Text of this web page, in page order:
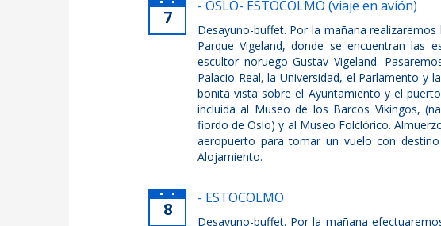
7
- OSLO- ESTOCOLMO (viaje en avión)
Desayuno-buffet. Por la mañana
Parque Vigeland, donde se encuentran las
escultor noruego Gustav Vigeland.
Palacio Real, la Universidad, el Parlamento y
bonita vista sobre el Ayuntamiento y el
incluida al Museo de los Barcos Vikingos,
fiordo de Oslo) y al Museo Folclórico.
aeropuerto para tomar un vuelo con
Alojamiento.
8
- ESTOCOLMO
Desayuno-buffet. Por la mañana